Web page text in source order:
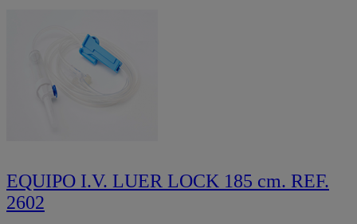
EQUIPO I.V. LUER LOCK 185 cm. REF.
2602